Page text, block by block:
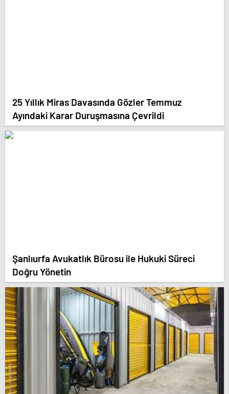
25 Yıllık Miras Davasında Gözler Temmuz
Ayındaki Karar Duruşmasına Çevrildi
Şanlıurfa Avukatlık Bürosu ile Hukuki Süreci
Doğru Yönetin